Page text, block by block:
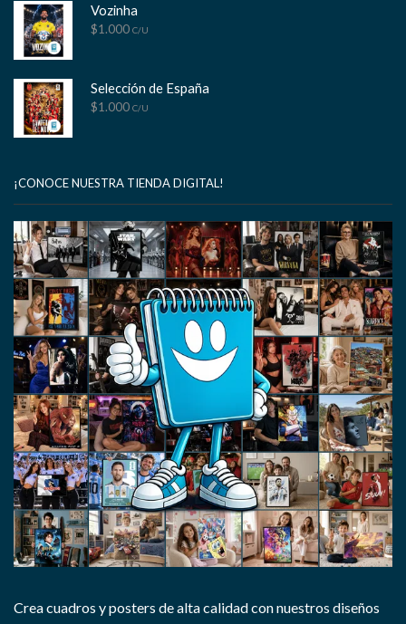
Vozinha
$1.000 C/U
Selección de España
$1.000 C/U
¡CONOCE NUESTRA TIENDA DIGITAL!
Crea cuadros y posters de alta calidad con nuestros diseños